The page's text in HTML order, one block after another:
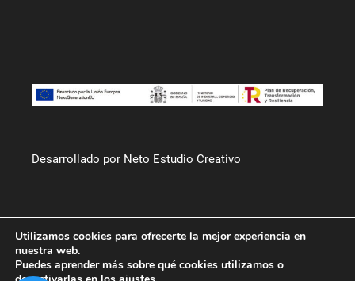
Desarrollado por Neto Estudio Creativo
Utilizamos cookies para ofrecerte la mejor experiencia en
nuestra web.
Puedes aprender más sobre qué cookies utilizamos o